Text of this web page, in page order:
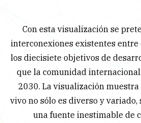
Con esta visualización se
interconexiones existentes
los diecisiete objetivos de
que la comunidad
2030. La visualización
vivo no sólo es diverso y
una fuente inestimable de